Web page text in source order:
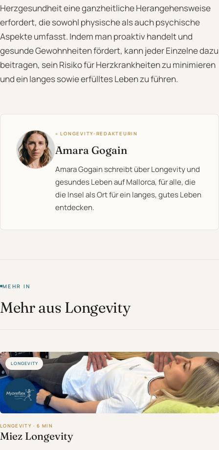
Herzgesundheit eine ganzheitliche Herangehensweise
erfordert, die sowohl physische als auch psychische
Aspekte umfasst. Indem man proaktiv handelt und
gesunde Gewohnheiten fördert, kann jeder Einzelne dazu
beitragen, sein Risiko für Herzkrankheiten zu minimieren
und ein langes sowie erfülltes Leben zu führen.
◦ LONGEVITY-REDAKTEURIN
Amara Gogain
Amara Gogain schreibt über Longevity und
gesundes Leben auf Mallorca, für alle, die
die Insel als Ort für ein langes, gutes Leben
entdecken.
MEHR IN
Mehr aus Longevity
LONGEVITY
LONGEVITY · 6 MIN
Miez Longevity